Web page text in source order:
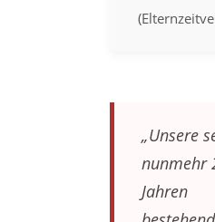
„Unsere
nunmehr
Jahren